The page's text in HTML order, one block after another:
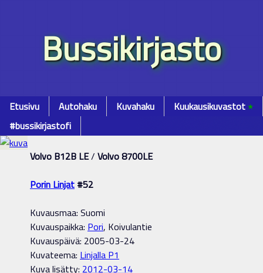
Bussikirjasto
Etusivu Autohaku Kuvahaku Kuukausikuvastot٭
#bussikirjastofi
Volvo B12B LE/ Volvo 8700LE
Porin Linjat #52
Kuvausmaa: Suomi
Kuvauspaikka: Pori, Koivulantie
Kuvauspäivä: 2005-03-24
Kuvateema: Linjalla P1
Kuva lisätty: 2012-03-14